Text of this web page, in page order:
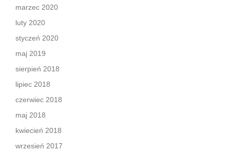
marzec 2020
luty 2020
styczeń 2020
maj 2019
sierpień 2018
lipiec 2018
czerwiec 2018
maj 2018
kwiecień 2018
wrzesień 2017